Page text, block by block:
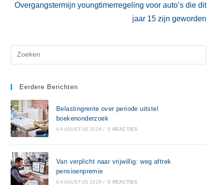
Overgangstermijn youngtimerregeling voor auto’s die dit
jaar 15 zijn geworden
Eerdere Berichten
Belastingrente over periode uitstel
boekenonderzoek
6 AUGUSTUS 2026 / 0 REACTIES
Van verplicht naar vrijwillig: weg aftrek
pensioenpremie
6 AUGUSTUS 2026 / 0 REACTIES